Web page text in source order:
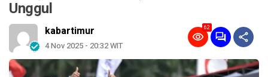
Unggul
kabartimur
4 Nov 2025 - 20:32 WIT
62